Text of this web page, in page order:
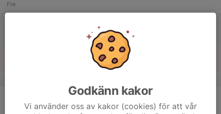
Fre
Godkänn kakor
Vi använder oss av kakor (cookies) för att vår